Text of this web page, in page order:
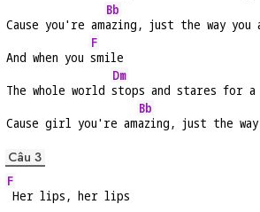
Cause you're am
Bb
azing, just the way you
And when you
F
smile
The whole world
Dm
stops and stares for a
Cause girl you're am
Bb
azing, just the
Câu 3
F
Her lips, her lips